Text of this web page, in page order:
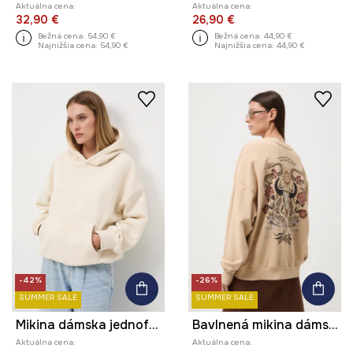
Aktuálna cena:
32,90 €
Bežná cena: 54,90 €
Najnižšia cena: 54,90 €
Aktuálna cena:
26,90 €
Bežná cena: 44,90 €
Najnižšia cena: 44,90 €
-42%
SUMMER SALE
Mikina dámska jednofarebná
Aktuálna cena:
-26%
SUMMER SALE
Bavlnená mikina dámska s potlačou a výšivkou
Aktuálna cena: